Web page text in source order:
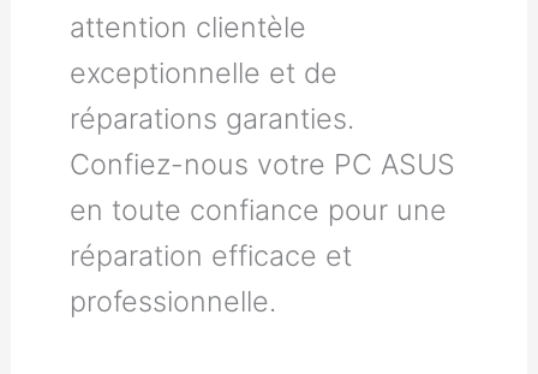
attention clientèle
exceptionnelle et de
réparations garanties.
Confiez-nous votre PC ASUS
en toute confiance pour une
réparation efficace et
professionnelle.